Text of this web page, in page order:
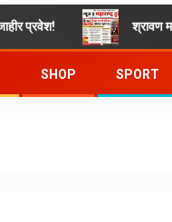
श्रावण
SHOP SPORT